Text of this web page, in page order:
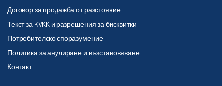
Договор за продажба от разстояние
Текст за KVKK и разрешения за бисквитки
Потребителско споразумение
Политика за анулиране и възстановяване
Контакт